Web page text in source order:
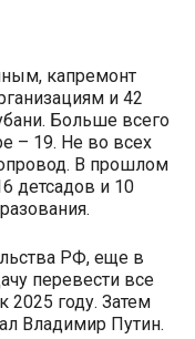
капремонт
и 42
Больше всего
– 19. Не во всех
В прошлом
детсадов и 10
РФ, еще в
перевести все
2025 году. Затем
Владимир Путин.